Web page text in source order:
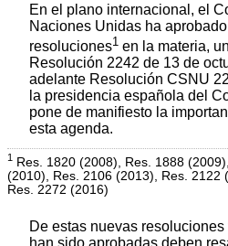
En el plano internacional, el
Naciones Unidas ha
resoluciones1 en la materia,
Resolución 2242 de 13 de
adelante Resolución CSNU
la presidencia española del
pone de manifiesto la
esta agenda.
1 Res. 1820 (2008), Res. 1888
(2010), Res. 2106 (2013), Res. 2122
Res. 2272 (2016)
De estas nuevas
han sido aprobadas deben